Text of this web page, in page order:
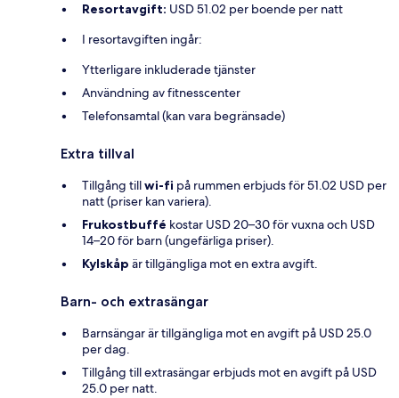
Resortavgift: USD 51.02 per boende per natt
I resortavgiften ingår:
Ytterligare inkluderade tjänster
Användning av fitnesscenter
Telefonsamtal (kan vara begränsade)
Extra tillval
Tillgång tillwi-fi på rummen erbjuds för 51.02 USD per
natt (priser kan variera).
Frukostbuffé kostar USD 20–30 för vuxna och USD
14–20 för barn (ungefärliga priser).
Kylskåp är tillgängliga mot en extra avgift.
Barn- och extrasängar
Barnsängar är tillgängliga mot en avgift på USD 25.0
per dag.
Tillgång till extrasängar erbjuds mot en avgift på USD
25.0 per natt.